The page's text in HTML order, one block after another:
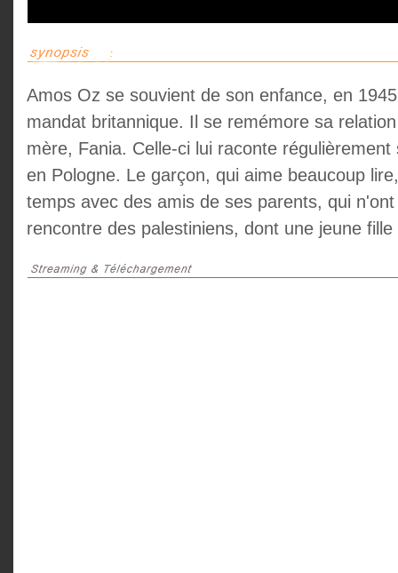
Amos Oz se souvient de son enfance, en
mandat britannique. Il se remémore sa
mère, Fania. Celle-ci lui raconte
en Pologne. Le garçon, qui aime beaucoup
temps avec des amis de ses parents, qui
rencontre des palestiniens, dont une jeune